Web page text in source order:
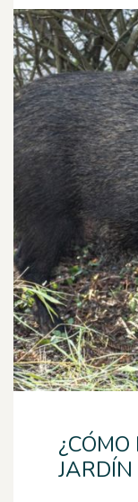
¿CÓMO
JARDÍN